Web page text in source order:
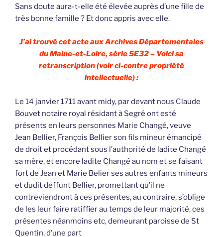
Sans doute aura-t-elle été élevée auprès d’une fille de
très bonne famille ? Et donc appris avec elle.
J’ai trouvé cet acte aux Archives Départementales
du Maine-et-Loire, série 5E32 – Voici sa
retranscription (voir ci-contre propriété
intellectuelle) :
Le 14 janvier 1711 avant midy, par devant nous Claude
Bouvet notaire royal résidant à Segré ont esté
présents en leurs personnes Marie Changé, veuve
Jean Bellier, François Bellier son fils mineur émancipé
de droit et procédant sous l’authorité de ladite Changé
sa mère, et encore ladite Changé au nom et se faisant
fort de Jean et Marie Belier ses autres enfants mineurs
et dudit deffunt Bellier, promettant qu’il ne
contreviendront à ces présentes, au contraire, s’oblige
de les leur faire ratiffier au temps de leur majorité, ces
présentes néanmoins etc, demeurant paroisse de St
Quentin, d’une part